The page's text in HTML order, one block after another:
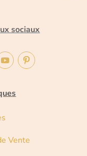
sociaux
Vente